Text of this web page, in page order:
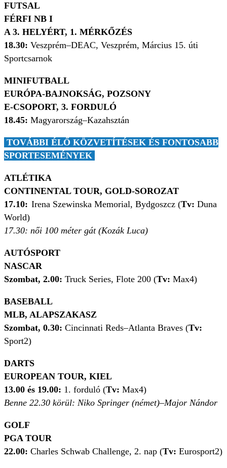
FUTSAL
FÉRFI NB I
A 3. HELYÉRT, 1. MÉRKŐZÉS
18.30: Veszprém–DEAC, Veszprém, Március 15. úti
Sportcsarnok
MINIFUTBALL
EURÓPA-BAJNOKSÁG, POZSONY
E-CSOPORT, 3. FORDULÓ
18.45: Magyarország–Kazahsztán
TOVÁBBI ÉLŐ KÖZVETÍTÉSEK ÉS FONTOSABB
SPORTESEMÉNYEK
ATLÉTIKA
CONTINENTAL TOUR, GOLD-SOROZAT
17.10: Irena Szewinska Memorial, Bydgoszcz (Tv: Duna
World)
17.30: női 100 méter gát (Kozák Luca)
AUTÓSPORT
NASCAR
Szombat, 2.00: Truck Series, Flote 200 (Tv: Max4)
BASEBALL
MLB, ALAPSZAKASZ
Szombat, 0.30: Cincinnati Reds–Atlanta Braves (Tv:
Sport2)
DARTS
EUROPEAN TOUR, KIEL
13.00 és 19.00: 1. forduló (Tv: Max4)
Benne 22.30 körül: Niko Springer (német)–Major Nándor
GOLF
PGA TOUR
22.00: Charles Schwab Challenge, 2. nap (Tv: Eurosport2)